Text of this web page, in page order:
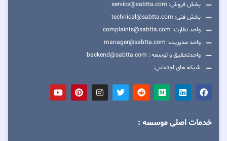
بخش فروش: service@sabtta.com
بخش فنی: technical@sabtta.com
واحد نظارت: complaints@sabtta.com
واحد مدیریت: manager@sabtta.com
واحدتحقیق و توسعه : backend@sabtta.com
شبکه های اجتماعی:
خدمات اصلی موسسه :